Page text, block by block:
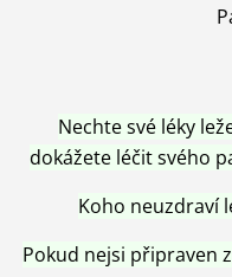
Nechte své léky
dokážete léčit svého
Koho neuzdraví
Pokud nejsi připraven